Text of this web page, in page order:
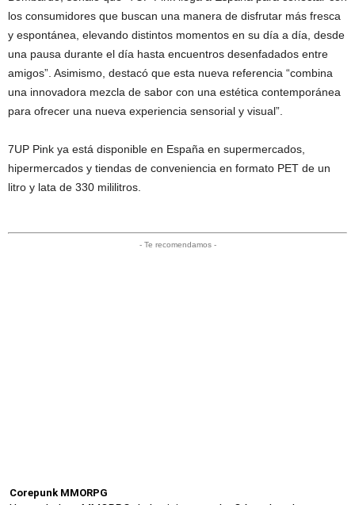
los consumidores que buscan una manera de disfrutar más fresca
y espontánea, elevando distintos momentos en su día a día, desde
una pausa durante el día hasta encuentros desenfadados entre
amigos”. Asimismo, destacó que esta nueva referencia “combina
una innovadora mezcla de sabor con una estética contemporánea
para ofrecer una nueva experiencia sensorial y visual”.
7UP Pink ya está disponible en España en supermercados,
hipermercados y tiendas de conveniencia en formato PET de un
litro y lata de 330 mililitros.
- Te recomendamos -
Corepunk MMORPG